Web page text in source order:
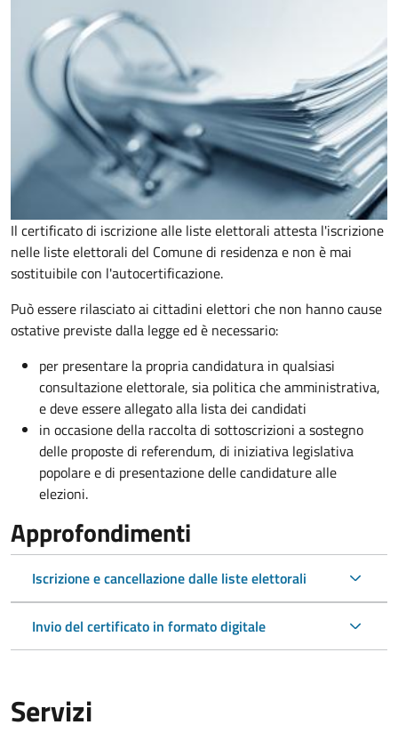
Il certificato di iscrizione alle liste elettorali attesta l'iscrizione
nelle liste elettorali del Comune di residenza e non è mai
sostituibile con l'autocertificazione.
Può essere rilasciato ai cittadini elettori che non hanno cause
ostative previste dalla legge ed è necessario:
per presentare la propria candidatura in qualsiasi
consultazione elettorale, sia politica che amministrativa,
e deve essere allegato alla lista dei candidati
in occasione della raccolta di sottoscrizioni a sostegno
delle proposte di referendum, di iniziativa legislativa
popolare e di presentazione delle candidature alle
elezioni.
Approfondimenti
Iscrizione e cancellazione dalle liste elettorali
Invio del certificato in formato digitale
Servizi